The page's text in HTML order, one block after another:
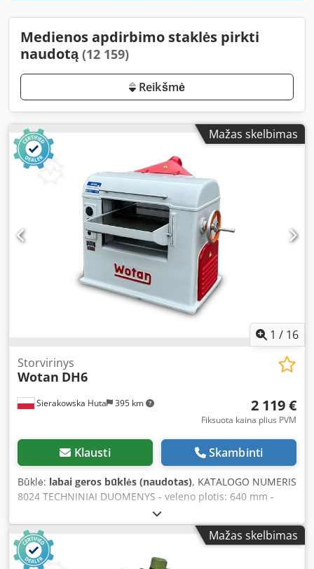
Medienos apdirbimo staklės pirkti
naudotą(12 159)
Reikšmė
Mažas skelbimas
1 / 16
Sierakowska Huta 395 km
Storvirinys
Wotan DH6
2 119 €
Fiksuota kaina plius PVM
Klausti Skambinti
Būklė: labai geros būklės (naudotas), KATALOGO NUMERIS
8024 TECHNINIAI DUOMENYS - veleno plotis: 640 mm -
didžiausias apdirbamo elemento storis: 210 mm
Chodpfxjzf I N Ue Alyja – iš viršaus: - fiksatoriai - dantytas,
traukiantis įvadas velenas - spaudimo volas - obliavimo
velenas - spaudimo volas - lygus, metalinis, traukiantis
Mažas skelbimas